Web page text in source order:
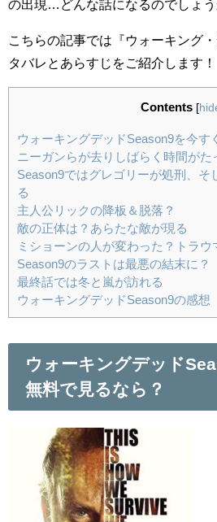
の出現…どんな話になるのでしょう
こちらの記事では『ウォーキング
タバレとあらすじをご紹介します！
Contents [
ウォーキングデッドSeason9を今す
ニーガンらが去りしばらく時間がた
Season9ではグレゴリーが処刑、そ
る
主人公リックの降板＆脱落？
敵の正体は？あらたな敵が現る
ミショーンの人が変わった？トラウ
Season9のラストは最悪の結末に？
最終話では冬と嵐が訪れる
ウォーキングデッドSeason9の感想
ウォーキングデッド
無料で見るなら？